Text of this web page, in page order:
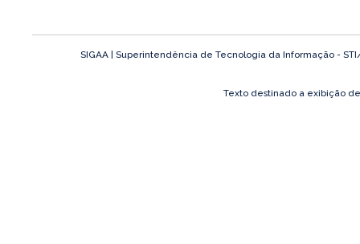
SIGAA | Superintendência de Tecnologia da Informação -
Texto destinado a exibição